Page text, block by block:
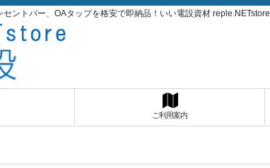
ントバー、OAタップを格安で即納品！いい電設資材 reple.NETstore
ご利用案内